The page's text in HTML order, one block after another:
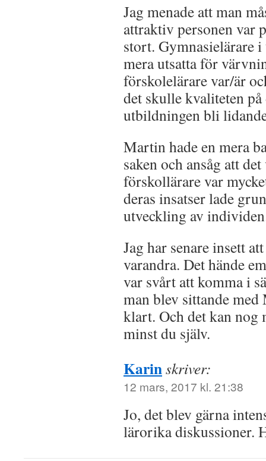
Jag menade att man
attraktiv personen var
stort. Gymnasielärare
mera utsatta för
förskolelärare var/är
det skulle kvaliteten
utbildningen bli
Martin hade en mera
saken och ansåg att
förskollärare var
deras insatser lade
utveckling av
Jag har senare insett
varandra. Det hände
var svårt att komma i
man blev sittande
klart. Och det kan nog
minst du själv.
Karinskriver:
12 mars, 2017 kl. 21:38
Jo, det blev gärna
lärorika diskussioner.